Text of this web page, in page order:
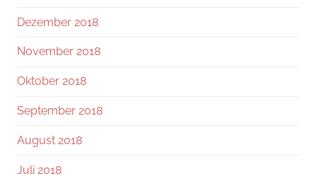
Dezember 2018
November 2018
Oktober 2018
September 2018
August 2018
Juli 2018